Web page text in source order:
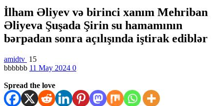
İlham Əliyev və birinci xanım Mehriban
Əliyeva Şuşada Şirin su hamamının
bərpadan sonra açılışında iştirak ediblər
amidtv 15
bbbbbb 11 May 2024 0
Spread the love